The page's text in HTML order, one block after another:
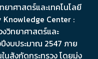
าศาสตร์และเทคโนโลยี
Center :
งวิทยาศาสตร์และ
งบประมาณ 2547 ภาย
นสังกัดกระทรวง โดยมุ่ง